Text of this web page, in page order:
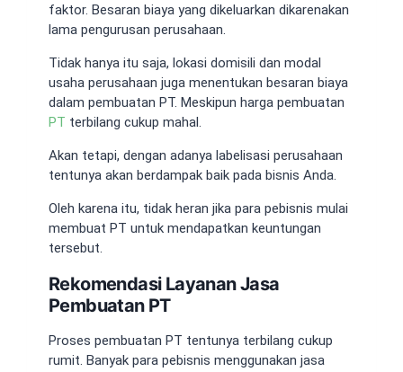
faktor. Besaran biaya yang dikeluarkan dikarenakan
lama pengurusan perusahaan.
Tidak hanya itu saja, lokasi domisili dan modal
usaha perusahaan juga menentukan besaran biaya
dalam pembuatan PT. Meskipun harga pembuatan
PT terbilang cukup mahal.
Akan tetapi, dengan adanya labelisasi perusahaan
tentunya akan berdampak baik pada bisnis Anda.
Oleh karena itu, tidak heran jika para pebisnis mulai
membuat PT untuk mendapatkan keuntungan
tersebut.
Rekomendasi Layanan Jasa
Pembuatan PT
Proses pembuatan PT tentunya terbilang cukup
rumit. Banyak para pebisnis menggunakan jasa